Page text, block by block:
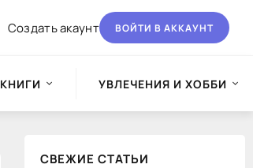
Создать акаунт ВОЙТИ В АККАУНТ
КНИГИ УВЛЕЧЕНИЯ И ХОББИ
СВЕЖИЕ СТАТЬИ